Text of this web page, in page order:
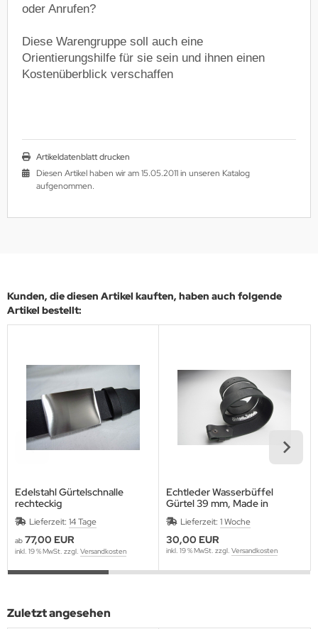
oder Anrufen?
Diese Warengruppe soll auch eine
Orientierungshilfe für sie sein und ihnen einen
Kostenüberblick verschaffen
Artikeldatenblatt drucken
Diesen Artikel haben wir am 15.05.2011 in unseren Katalog
aufgenommen.
Kunden, die diesen Artikel kauften, haben auch folgende
Artikel bestellt:
Edelstahl Gürtelschnalle
rechteckig
Lieferzeit: 14 Tage
ab 77,00 EUR
inkl. 19 % MwSt. zzgl. Versandkosten
Echtleder Wasserbüffel
Gürtel 39 mm, Made in
Germany
Lieferzeit: 1 Woche
30,00 EUR
inkl. 19 % MwSt. zzgl. Versandkosten
Zuletzt angesehen